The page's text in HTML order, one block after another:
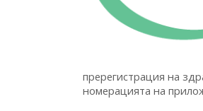
пререгистрация на
номерацията на